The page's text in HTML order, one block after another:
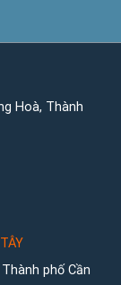
Hoà, Thành
phố Cần